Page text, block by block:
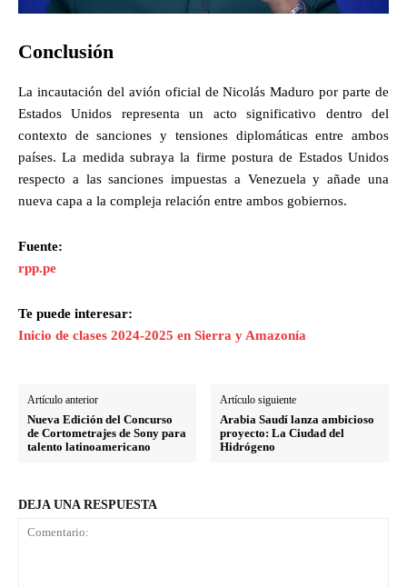
Conclusión
La incautación del avión oficial de Nicolás Maduro por parte de
Estados Unidos representa un acto significativo dentro del
contexto de sanciones y tensiones diplomáticas entre ambos
países. La medida subraya la firme postura de Estados Unidos
respecto a las sanciones impuestas a Venezuela y añade una
nueva capa a la compleja relación entre ambos gobiernos.
Fuente:
rpp.pe
Te puede interesar:
Inicio de clases 2024-2025 en Sierra y Amazonía
Artículo anterior
Nueva Edición del Concurso
de Cortometrajes de Sony para
talento latinoamericano
Artículo siguiente
Arabia Saudí lanza ambicioso
proyecto: La Ciudad del
Hidrógeno
DEJA UNA RESPUESTA